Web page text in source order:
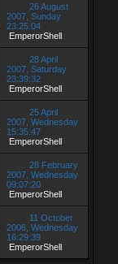
26 August
2007, Sunday
23:25:04
EmperorShell
28 April
2007, Saturday
23:39:32
EmperorShell
25 April
2007, Wednesday
15:35:47
EmperorShell
28 February
2007, Wednesday
09:07:20
EmperorShell
11 October
2006, Wednesday
16:29:39
EmperorShell